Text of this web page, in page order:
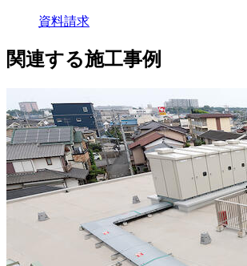
資料請求
関連する施工事例